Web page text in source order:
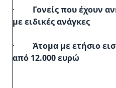
· Γονείς που έχουν
με ειδικές ανάγκες
· Άτομα με ετήσιο
από 12.000 ευρώ